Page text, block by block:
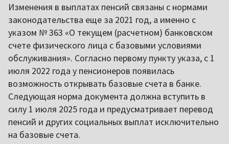
Изменения в выплатах пенсий связаны с нормами
законодательства еще за 2021 год, а именно с
указом № 363 «О текущем (расчетном) банковском
счете физического лица с базовыми условиями
обслуживания». Согласно первому пункту указа, с 1
июля 2022 года у пенсионеров появилась
возможность открывать базовые счета в банке.
Следующая норма документа должна вступить в
силу 1 июля 2025 года и предусматривает перевод
пенсий и других социальных выплат исключительно
на базовые счета.